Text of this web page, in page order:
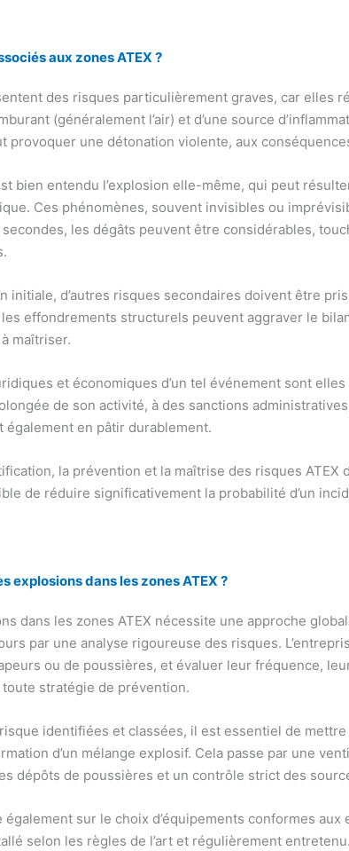
aux zones ATEX ?
des risques particulièrement graves, car elles
(généralement l’air) et d’une source
provoquer une détonation violente, aux
bien entendu l’explosion elle-même, qui peut
Ces phénomènes, souvent invisibles ou
les dégâts peuvent être considérables,
initiale, d’autres risques secondaires doivent être
effondrements structurels peuvent aggraver le
maîtriser.
et économiques d’un tel événement sont
de son activité, à des sanctions
également en pâtir durablement.
la prévention et la maîtrise des risques
de réduire significativement la probabilité d’un
explosions dans les zones ATEX ?
dans les zones ATEX nécessite une approche
par une analyse rigoureuse des risques.
ou de poussières, et évaluer leur fréquence,
stratégie de prévention.
identifiées et classées, il est essentiel de
d’un mélange explosif. Cela passe par une
dépôts de poussières et un contrôle strict des
sur le choix d’équipements conformes
selon les règles de l’art et régulièrement